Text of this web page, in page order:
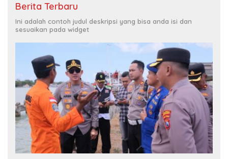
Berita Terbaru
Ini adalah contoh judul deskripsi yang bisa anda isi dan
sesuaikan pada widget